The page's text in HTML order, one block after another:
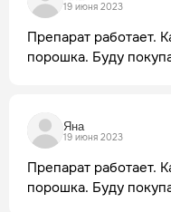
19 июня 2023
Препарат работает.
порошка. Буду
Яна
19 июня 2023
Препарат работает.
порошка. Буду